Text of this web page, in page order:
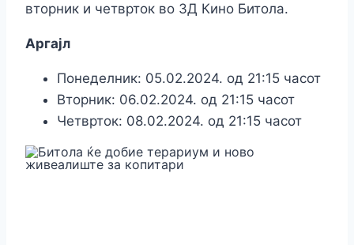
вторник и четврток во 3Д Кино Битола.
Аргајл
Понеделник: 05.02.2024. од 21:15 часот
Вторник: 06.02.2024. од 21:15 часот
Четврток: 08.02.2024. од 21:15 часот